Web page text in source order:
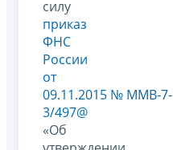
силу
приказ
ФНС
России
от
09.11.2015 № ММВ-7-
3/497@
«Об